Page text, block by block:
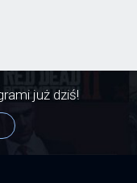
już dziś!